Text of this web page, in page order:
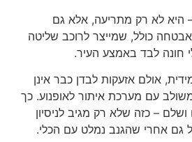
היא לא רק מתריעה, אלא גם
כולל, שמייצר לרוכב שליטה
חונה לבד באמצע העיר.
אולם אזעקות לבדן כבר אינן
עם מערכת איתור לאופנוע. כך
ושלם – כזה שלא רק מגיב לניסיון
גם אחרי שהגנב נמלט עם הכלי.